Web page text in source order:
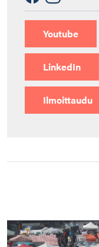
Youtube
LinkedIn
Ilmoittaudu